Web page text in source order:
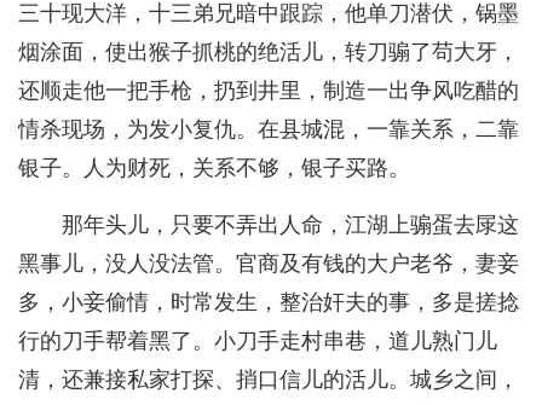
三十现大洋，十三弟兄暗中跟踪，他单刀潜伏，锅墨
烟涂面，使出猴子抓桃的绝活儿，转刀骟了苟大牙，
还顺走他一把手枪，扔到井里，制造一出争风吃醋的
情杀现场，为发小复仇。在县城混，一靠关系，二靠
银子。人为财死，关系不够，银子买路。
那年头儿，只要不弄出人命，江湖上骟蛋去㞗这
黑事儿，没人没法管。官商及有钱的大户老爷，妻妾
多，小妾偷情，时常发生，整治奸夫的事，多是搓捻
行的刀手帮着黑了。小刀手走村串巷，道儿熟门儿
清，还兼接私家打探、捎口信儿的活儿。城乡之间，